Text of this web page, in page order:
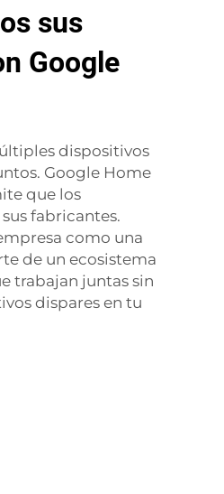
sus
Google
dispositivos
Google Home
que los
fabricantes.
como una
de un ecosistema
trabajan juntas sin
dispares en tu